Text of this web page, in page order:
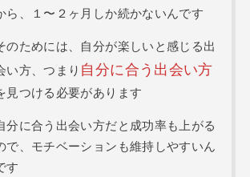
ら、１〜２ヶ月しか続かないんです
のためには、自分が楽しいと感じる出
い方、つまり 自分に合う出会い方
見つける必要があります
分に合う出会い方だと成功率も上がる
で、モチベーションも維持しやすいん
す